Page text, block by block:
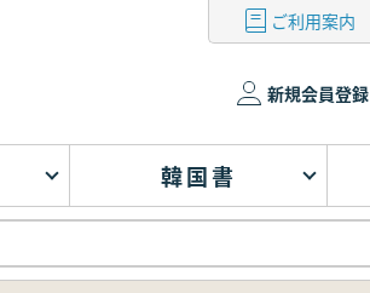
ご利用案内
新規会員登録
韓国書